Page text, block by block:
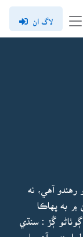
لاگ ان
رهندو آهي، نه
۾ به پهاڪا
ڳُڙ : سنڌي
. آهوجا